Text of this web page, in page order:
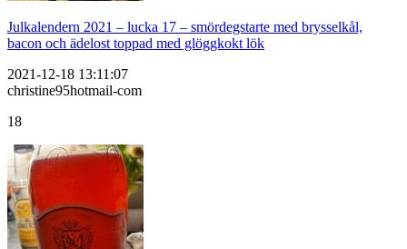
Julkalendern 2021 – lucka 17 – smördegstarte med brysselkål,
bacon och ädelost toppad med glöggkokt lök
2021-12-18 13:11:07
christine95hotmail-com
18